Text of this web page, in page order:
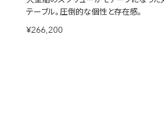
テーブル。圧倒的な個性と存在感。
¥266,200